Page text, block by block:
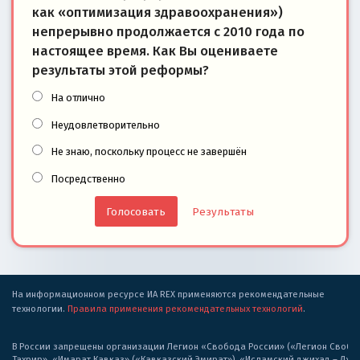
как «оптимизация здравоохранения»)
непрерывно продолжается с 2010 года по
настоящее время. Как Вы оцениваете
результаты этой реформы?
На отлично
Неудовлетворительно
Не знаю, поскольку процесс не завершён
Посредственно
Результаты
На информационном ресурсе ИА REX применяются рекомендательные
технологии. Правила применения рекомендательных технологий.
В России запрещены организации Легион «Свобода России» («Легион